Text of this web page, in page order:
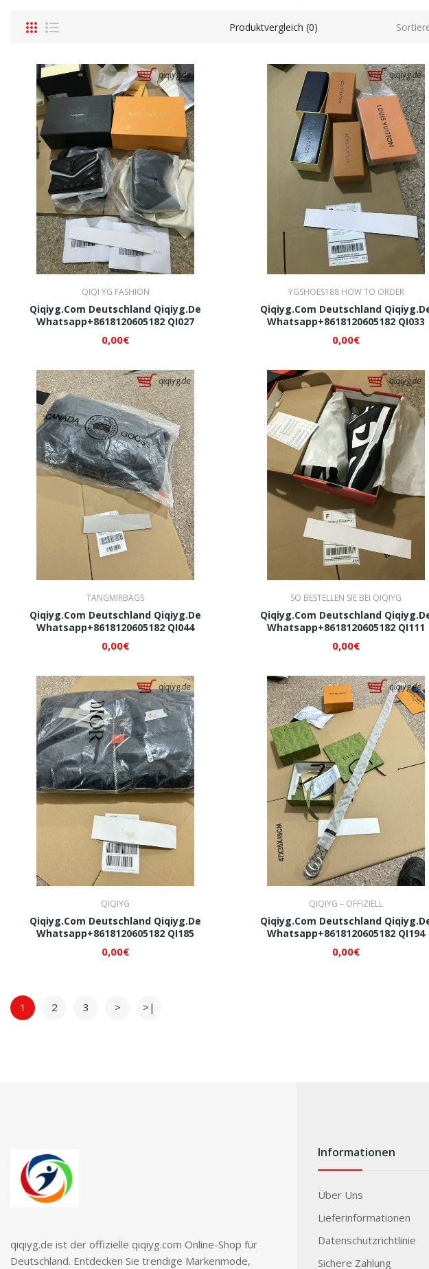
Produktvergleich (0)
QIQI YG FASHION
Qiqiyg.com Deutschland Qiqiyg.de
Whatsapp+8618120605182 QI027
0,00€
YGSHOES188 HOW TO ORDER
Qiqiyg.com Deutschland
Whatsapp+8618120605182 QI033
0,00€
TANGMIRBAGS
Qiqiyg.com Deutschland Qiqiyg.de
Whatsapp+8618120605182 QI044
0,00€
SO BESTELLEN SIE BEI QIQIYG
Qiqiyg.com Deutschland
Whatsapp+8618120605182 QI111
0,00€
QIQIYG
Qiqiyg.com Deutschland Qiqiyg.de
Whatsapp+8618120605182 QI185
0,00€
QIQIYG – OFFIZIELL
Qiqiyg.com Deutschland
Whatsapp+8618120605182 QI194
0,00€
1 2 3 > >|
qiqiyg.de ist der offizielle qiqiyg.com Online-Shop für
Deutschland. Entdecken Sie trendige Markenmode,
Informationen
Über Uns
Lieferinformationen
Datenschutzrichtlinie
Sichere Zahlung